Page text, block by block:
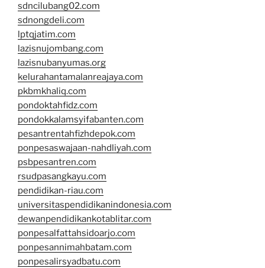
sdncilubang02.com
sdnongdeli.com
lptqjatim.com
lazisnujombang.com
lazisnubanyumas.org
kelurahantamalanreajaya.com
pkbmkhaliq.com
pondoktahfidz.com
pondokkalamsyifabanten.com
pesantrentahfizhdepok.com
ponpesaswajaan-nahdliyah.com
psbpesantren.com
rsudpasangkayu.com
pendidikan-riau.com
universitaspendidikanindonesia.com
dewanpendidikankotablitar.com
ponpesalfattahsidoarjo.com
ponpesannimahbatam.com
ponpesalirsyadbatu.com